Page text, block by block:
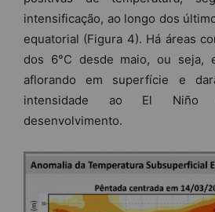
intensificação, ao longo dos
equatorial (Figura 4). Há áreas
dos 6°C desde maio, ou seja,
aflorando em superfície e
intensidade ao El
desenvolvimento.